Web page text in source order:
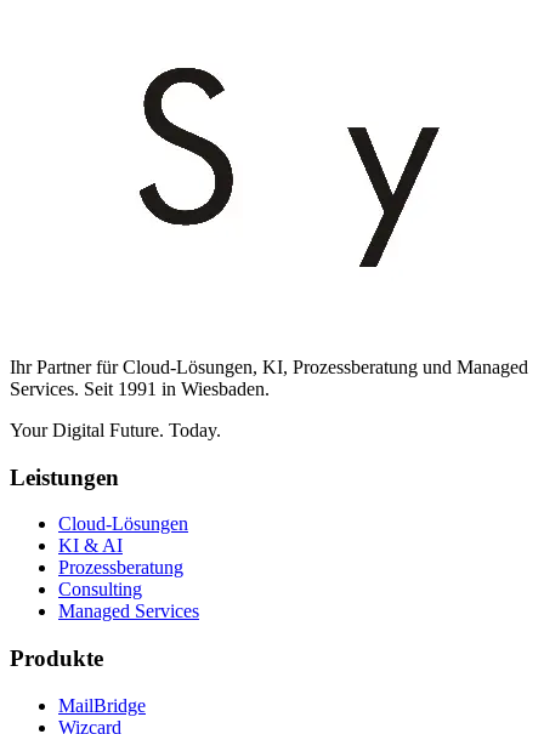
Ihr Partner für Cloud-Lösungen, KI, Prozessberatung und Managed
Services. Seit 1991 in Wiesbaden.
Your Digital Future. Today.
Leistungen
Cloud-Lösungen
KI & AI
Prozessberatung
Consulting
Managed Services
Produkte
MailBridge
Wizcard